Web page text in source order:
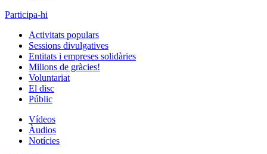
Participa-hi
Activitats populars
Sessions divulgatives
Entitats i empreses solidàries
Milions de gràcies!
Voluntariat
El disc
Públic
Vídeos
Àudios
Notícies